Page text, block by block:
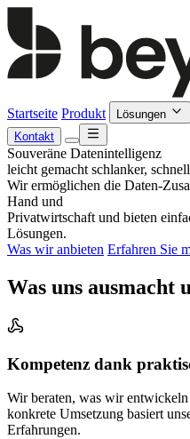
Startseite Produkt Lösungen
Kontakt
Souveräne Datenintelligenz
leicht gemacht schlanker,
Wir ermöglichen die Daten-
Hand und
Privatwirtschaft und bieten
Lösungen.
Was wir anbieten Erfahren Sie
Was uns
Kompetenz dank
Wir beraten, was wir
konkrete Umsetzung basiert
Erfahrungen.